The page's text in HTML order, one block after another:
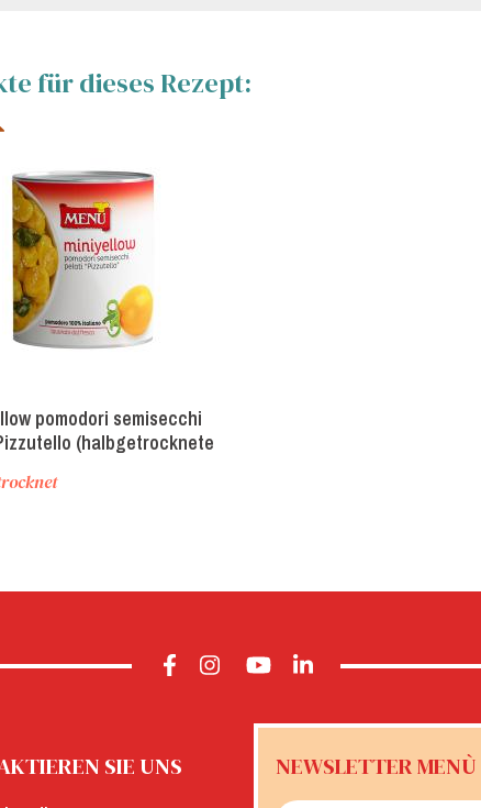
für dieses Rezept:
pomodori semisecchi
(halbgetrocknete
SIE UNS NEWSLETTER MENÙ